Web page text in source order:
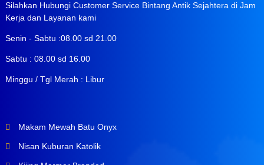
Silahkan Hubungi Customer Service Bintang Antik Sejahtera di Jam
Kerja dan Layanan kami
Senin - Sabtu :08.00 sd 21.00
Sabtu : 08.00 sd 16.00
Minggu / Tgl Merah : Libur
Makam Mewah Batu Onyx
Nisan Kuburan Katolik